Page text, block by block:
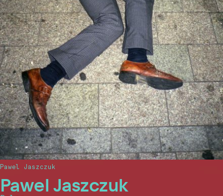
Pawel Jaszczuk
Pawel Jaszczuk